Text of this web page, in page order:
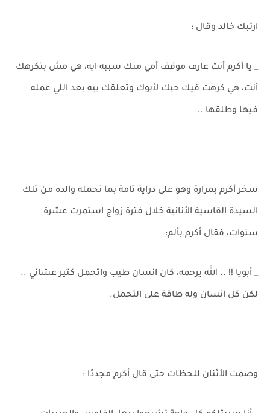
ارتبك خالد وقال :
_ يا أكرم أنت عارف موقف أمي منك سببه ايه، هي مش بتكرهك
أنت، هي كرهت فيك حبك لأبوك وتعلقك بيه بعد اللي عمله
فيها وطلقها ..
سخر أكرم بمرارة وهو على دراية تامة بما تحمله والده من تلك
السيدة القاسية الأنانية خلال فترة زواج استمرت عشرة
سنوات، فقال أكرم بألم:
_ أبويا !! .. الله يرحمه، كان انسان طيب واتحمل كتير عشاني ..
لكن كل انسان وله طاقة على التحمل.
وصمت الأثنان للحظات حتى قال أكرم مجددًا :